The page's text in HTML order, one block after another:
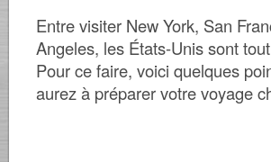
Entre visiter New York, San
Angeles, les États-Unis sont
Pour ce faire, voici quelques
aurez à préparer votre voyage